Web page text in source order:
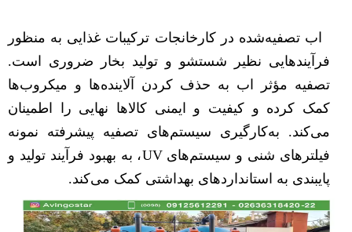
اب تصفیه‌شده در کارخانجات ترکیبات غذایی به منظور
فرآیندهایی نظیر شستشو و تولید بخار ضروری است.
تصفیه مؤثر اب به حذف کردن آلاینده‌ها و میکروب‌ها
کمک کرده و کیفیت و ایمنی کالاها نهایی را اطمینان
می‌کند. به‌کارگیری سیستم‌های تصفیه پیشرفته نمونه
فیلترهای شنی و سیستم‌های UV، به بهبود فرآیند تولید و
پایبندی به استانداردهای بهداشتی کمک می‌کند.